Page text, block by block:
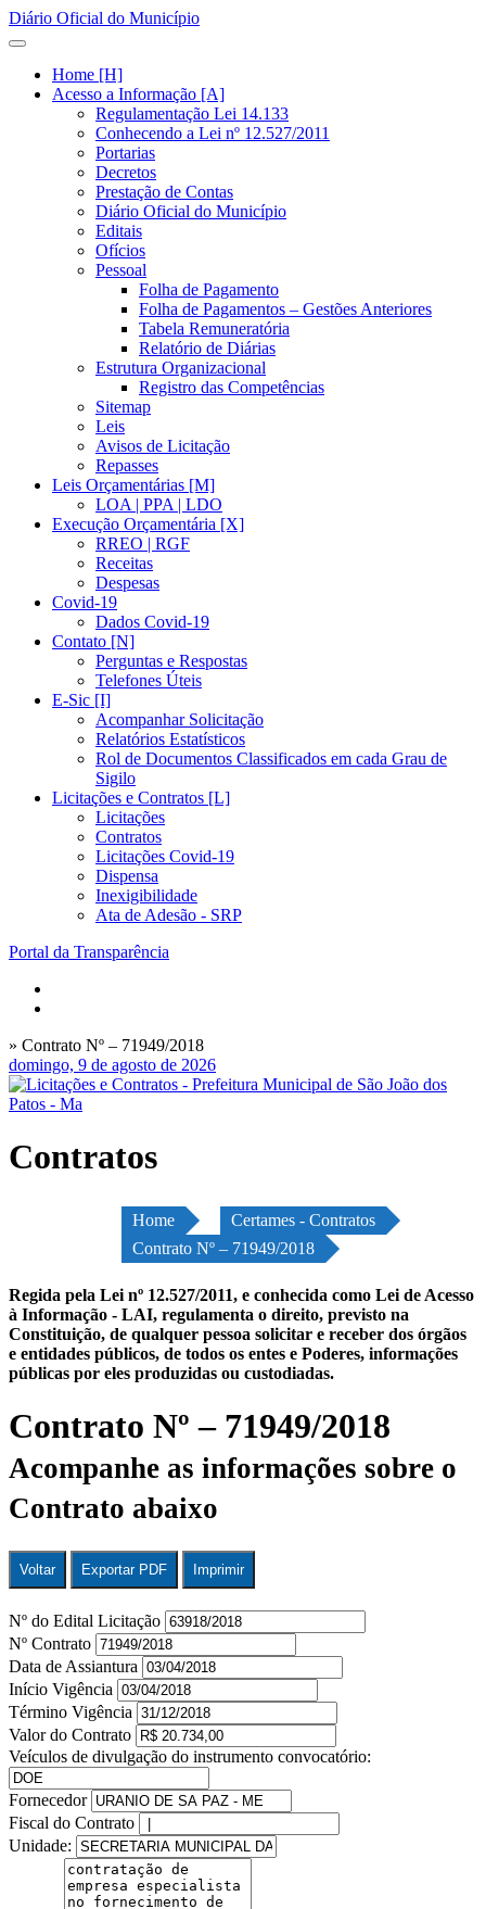
Diário Oficial do Município
Home [H]
Acesso a Informação [A]
Regulamentação Lei 14.133
Conhecendo a Lei nº 12.527/2011
Portarias
Decretos
Prestação de Contas
Diário Oficial do Município
Editais
Ofícios
Pessoal
Folha de Pagamento
Folha de Pagamentos – Gestões Anteriores
Tabela Remuneratória
Relatório de Diárias
Estrutura Organizacional
Registro das Competências
Sitemap
Leis
Avisos de Licitação
Repasses
Leis Orçamentárias [M]
LOA | PPA | LDO
Execução Orçamentária [X]
RREO | RGF
Receitas
Despesas
Covid-19
Dados Covid-19
Contato [N]
Perguntas e Respostas
Telefones Úteis
E-Sic [I]
Acompanhar Solicitação
Relatórios Estatísticos
Rol de Documentos Classificados em cada Grau de
Sigilo
Licitações e Contratos [L]
Licitações
Contratos
Licitações Covid-19
Dispensa
Inexigibilidade
Ata de Adesão - SRP
Portal da Transparência
» Contrato Nº – 71949/2018
domingo, 9 de agosto de 2026
Contratos
Home
Certames - Contratos
Contrato Nº – 71949/2018
Regida pela Lei nº 12.527/2011, e conhecida como Lei de Acesso
à Informação - LAI, regulamenta o direito, previsto na
Constituição, de qualquer pessoa solicitar e receber dos órgãos
e entidades públicos, de todos os entes e Poderes, informações
públicas por eles produzidas ou custodiadas.
Contrato Nº – 71949/2018
Acompanhe as informações sobre o
Contrato abaixo
Voltar Exportar PDF Imprimir
Nº do Edital Licitação
Nº Contrato
Data de Assiantura
Início Vigência
Término Vigência
Valor do Contrato
Veículos de divulgação do instrumento convocatório:
Fornecedor
Fiscal do Contrato
Unidade: